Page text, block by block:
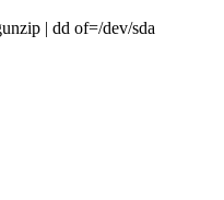
| dd of=/dev/sda